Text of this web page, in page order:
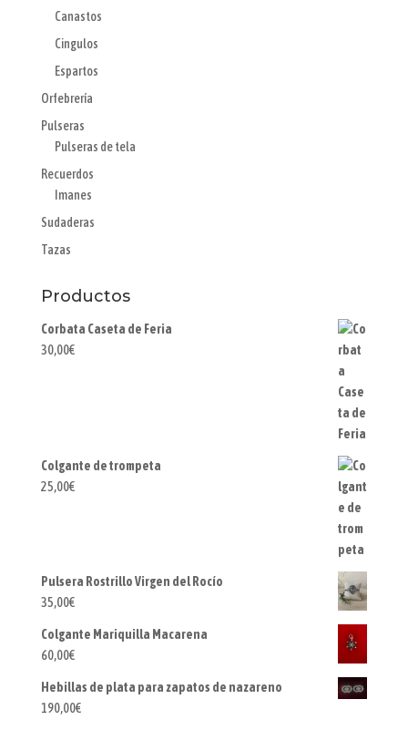
Canastos
Cingulos
Espartos
Orfebrería
Pulseras
Pulseras de tela
Recuerdos
Imanes
Sudaderas
Tazas
Productos
Corbata Caseta de Feria
30,00€
Colgante de trompeta
25,00€
Pulsera Rostrillo Virgen del Rocío
35,00€
Colgante Mariquilla Macarena
60,00€
Hebillas de plata para zapatos de nazareno
190,00€